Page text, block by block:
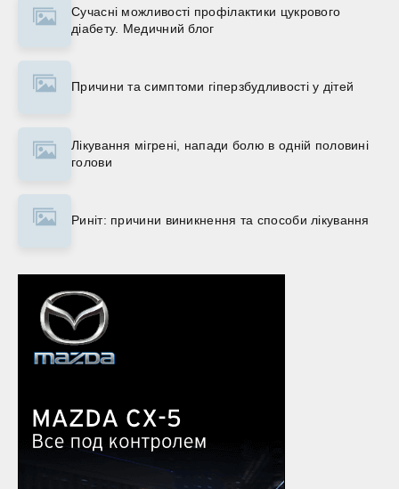
Сучасні можливості профілактики цукрового
діабету. Медичний блог
Причини та симптоми гіперзбудливості у дітей
Лікування мігрені, напади болю в одній половині
голови
Риніт: причини виникнення та способи лікування